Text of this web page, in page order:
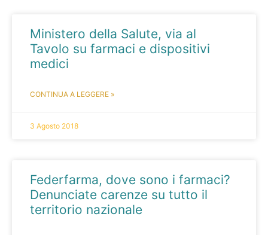
Ministero della Salute, via al
Tavolo su farmaci e dispositivi
medici
CONTINUA A LEGGERE »
3 Agosto 2018
Federfarma, dove sono i farmaci?
Denunciate carenze su tutto il
territorio nazionale